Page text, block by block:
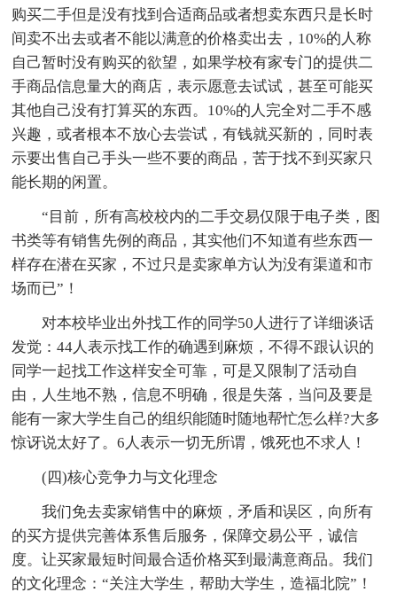
购买二手但是没有找到合适商品或者想卖东西只是长时
间卖不出去或者不能以满意的价格卖出去，10%的人称
自己暂时没有购买的欲望，如果学校有家专门的提供二
手商品信息量大的商店，表示愿意去试试，甚至可能买
其他自己没有打算买的东西。10%的人完全对二手不感
兴趣，或者根本不放心去尝试，有钱就买新的，同时表
示要出售自己手头一些不要的商品，苦于找不到买家只
能长期的闲置。
“目前，所有高校校内的二手交易仅限于电子类，图
书类等有销售先例的商品，其实他们不知道有些东西一
样存在潜在买家，不过只是卖家单方认为没有渠道和市
场而已”！
对本校毕业出外找工作的同学50人进行了详细谈话
发觉：44人表示找工作的确遇到麻烦，不得不跟认识的
同学一起找工作这样安全可靠，可是又限制了活动自
由，人生地不熟，信息不明确，很是失落，当问及要是
能有一家大学生自己的组织能随时随地帮忙怎么样?大多
惊讶说太好了。6人表示一切无所谓，饿死也不求人！
(四)核心竞争力与文化理念
我们免去卖家销售中的麻烦，矛盾和误区，向所有
的买方提供完善体系售后服务，保障交易公平，诚信
度。让买家最短时间最合适价格买到最满意商品。我们
的文化理念：“关注大学生，帮助大学生，造福北院”！